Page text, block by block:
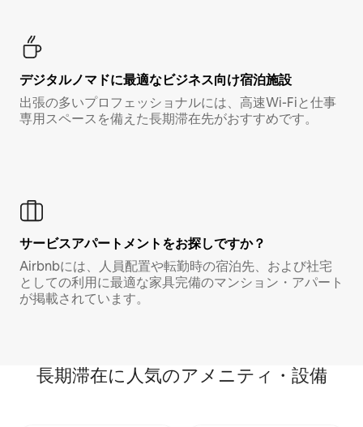
デジタルノマド⁠に最⁠適⁠なビ⁠ジ⁠ネ⁠ス⁠向⁠け宿⁠泊⁠施⁠設
出張の多いプロフェッショナルには、高速Wi-Fiと仕事
専用スペースを備えた長期滞在先がおすすめです。
サービスアパートメントをお探しですか？
Airbnbには、人員配置や転勤時の宿泊先、および社宅
としての利用に最適な家具完備のマンション・アパート
が掲載されています。
長期滞在に人気のアメニティ・設備